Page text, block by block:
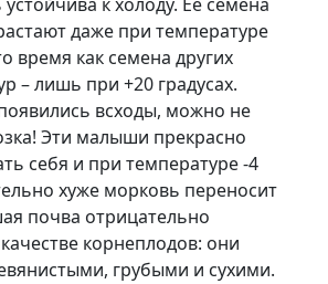
к холоду. Ее семена
даже при температуре
время как семена других
– лишь при +20 градусах.
всходы, можно не
Эти малыши прекрасно
себя и при температуре -4
хуже морковь переносит
почва отрицательно
корнеплодов: они
грубыми и сухими.